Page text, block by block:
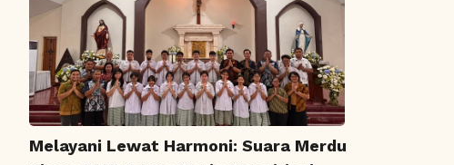
Melayani Lewat Harmoni: Suara Merdu